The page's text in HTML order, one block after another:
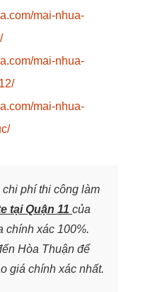
mai-nhua-
mai-nhua-
mai-nhua-
phí thi công làm
tại Quận 11 của
chính xác 100%.
Hòa Thuận để
giá chính xác nhất.